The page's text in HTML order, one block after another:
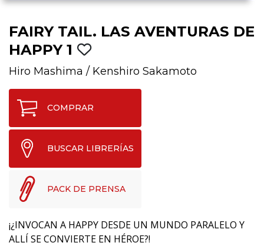
FAIRY TAIL. LAS AVENTURAS DE
HAPPY 1
Hiro Mashima / Kenshiro Sakamoto
COMPRAR
BUSCAR LIBRERÍAS
PACK DE PRENSA
¡¿INVOCAN A HAPPY DESDE UN MUNDO PARALELO Y
ALLÍ SE CONVIERTE EN HÉROE?!